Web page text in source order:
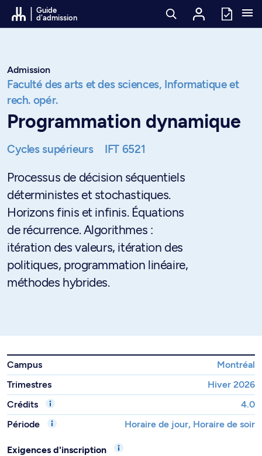
Passer au contenu
Guide
d'admission
Admission
Faculté des arts et des sciences, Informatique et
rech. opér.
Programmation dynamique
Cycles supérieurs IFT 6521
Processus de décision séquentiels
déterministes et stochastiques.
Horizons finis et infinis. Équations
de récurrence. Algorithmes :
itération des valeurs, itération des
politiques, programmation linéaire,
méthodes hybrides.
Campus
Montréal
Trimestres
Hiver 2026
Crédits
4.0
Période
Horaire de jour, Horaire de soir
Exigences d'inscription